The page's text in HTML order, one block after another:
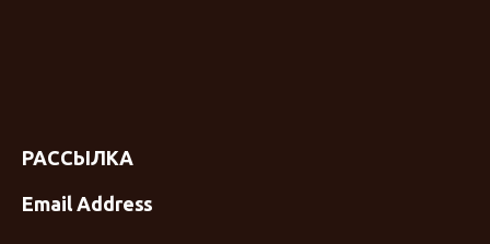
РАССЫЛКА
Email Address